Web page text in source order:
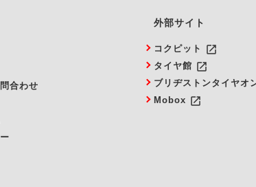
合わせ
外部サイト
コクピット launch
タイヤ館 launch
ブリヂストンタイヤオ
Mobox launch